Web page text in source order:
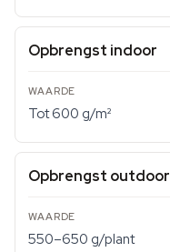
Opbrengst indoor
Tot 600 g/m²
Opbrengst outdoor
550–650 g/plant